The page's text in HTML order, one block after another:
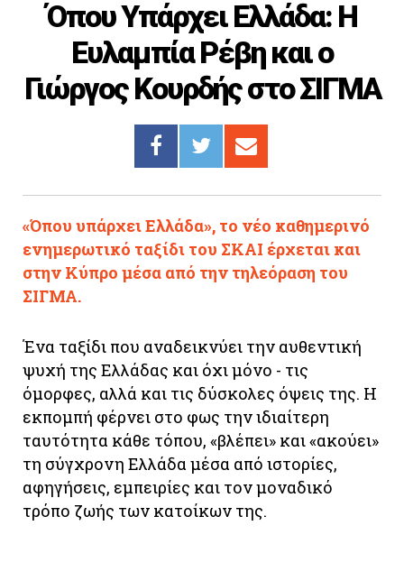
ΣΥΝΔΕΣΜΟΙ
Tv
Όπου Υπάρχει Ελλάδα: Η
Ευλαμπία Ρέβη και ο
Γιώργος Κουρδής στο ΣΙΓΜΑ
«Όπου υπάρχει Ελλάδα», το νέο καθημερινό
ενημερωτικό ταξίδι του ΣΚΑΙ έρχεται και
στην Κύπρο μέσα από την τηλεόραση του
ΣΙΓΜΑ.
Ένα ταξίδι που αναδεικνύει την αυθεντική
ψυχή της Ελλάδας και όχι μόνο - τις
όμορφες, αλλά και τις δύσκολες όψεις της. Η
εκπομπή φέρνει στο φως την ιδιαίτερη
ταυτότητα κάθε τόπου, «βλέπει» και «ακούει»
τη σύγχρονη Ελλάδα μέσα από ιστορίες,
αφηγήσεις, εμπειρίες και τον μοναδικό
τρόπο ζωής των κατοίκων της.